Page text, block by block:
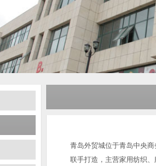
青岛外贸城位于青岛中央
联手打造，主营家用纺织